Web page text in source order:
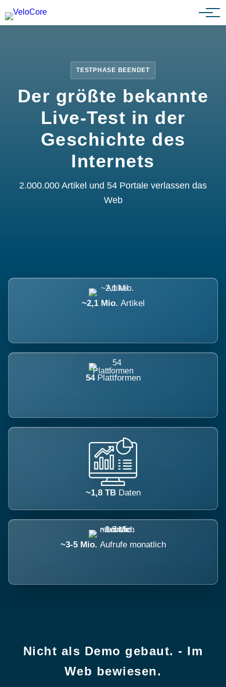
Partnerprogramm
TESTPHASE BEENDET
Der größte bekannte
Live-Test in der
Geschichte des
Internets
2.000.000 Artikel und 54 Portale verlassen das
Web
~2,1 Mio. Artikel
54 Plattformen
~1,8 TB Daten
~3-5 Mio. Aufrufe monatlich
Nicht als Demo gebaut. - Im
Web bewiesen.